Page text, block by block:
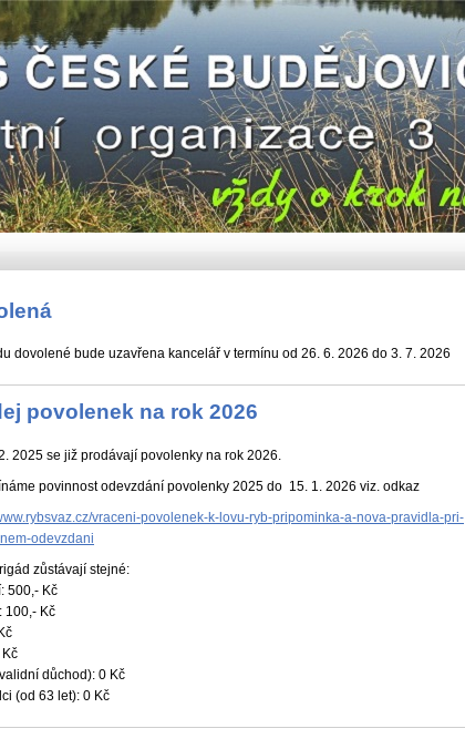
dovolené bude uzavřena kancelář v termínu od 26. 6. 2026 do 3. 7. 2026
povolenek na rok 2026
2025 se již prodávají povolenky na rok 2026.
povinnost odevzdání povolenky 2025 do 15. 1. 2026 viz. odkaz
vraceni-povolenek-k-lovu-ryb-pripominka-a-nova-pravidla-pri-
odevzdani
zůstávají stejné:
500,- Kč
100,- Kč
důchod): 0 Kč
(od 63 let): 0 Kč